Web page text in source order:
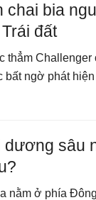
chai bia
đất
thẳm
bất ngờ phát
dương sâu
nằm ở phía